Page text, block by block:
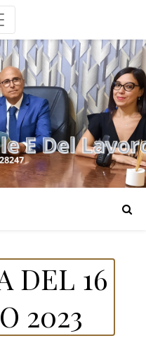
DEL 16
2023